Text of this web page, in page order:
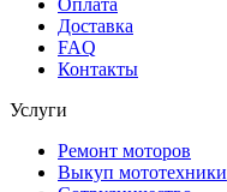
Доставка
FAQ
Контакты
Услуги
Ремонт моторов
Выкуп мототехники